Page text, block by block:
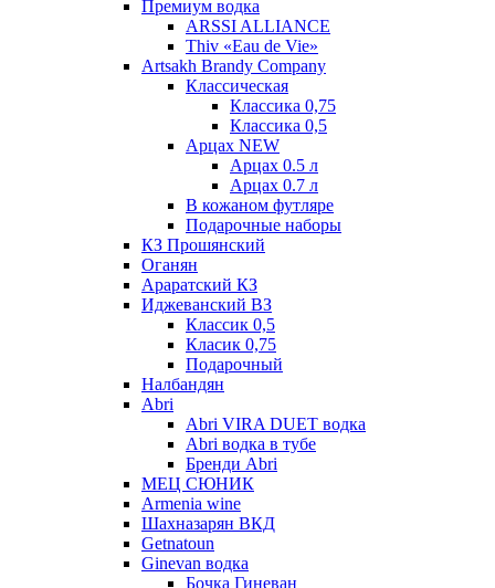
Премиум водка
ARSSI ALLIANCE
Thiv «Eau de Vie»
Artsakh Brandy Company
Классическая
Классика 0,75
Классика 0,5
Арцах NEW
Арцах 0.5 л
Арцах 0.7 л
В кожаном футляре
Подарочные наборы
КЗ Прошянский
Оганян
Араратский КЗ
Иджеванский ВЗ
Классик 0,5
Класик 0,75
Подарочный
Налбандян
Abri
Abri VIRA DUET водка
Abri водка в тубе
Бренди Abri
МЕЦ СЮНИК
Armenia wine
Шахназарян ВКД
Getnatoun
Ginevan водка
Бочка Гиневан